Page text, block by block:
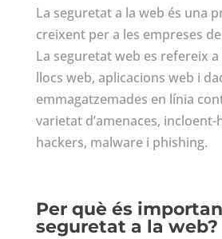
La seguretat a la web és una
creixent per a les empreses
La seguretat web es refereix
llocs web, aplicacions web i
emmagatzemades en línia
varietat d’amenaces, incloent-
hackers, malware i phishing.
Per què és
seguretat a la web?